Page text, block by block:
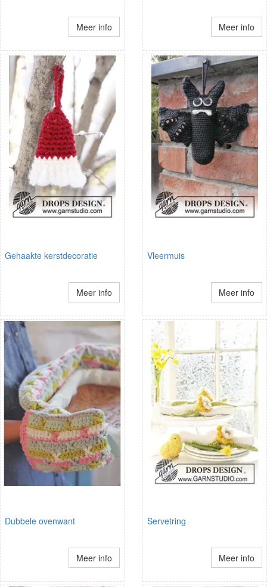
Meer info Meer info
Gehaakte kerstdecoratie
Meer info
Vleermuis
Meer info
Dubbele ovenwant
Meer info
Servetring
Meer info